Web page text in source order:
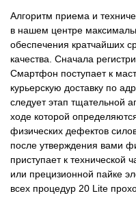
Алгоритм приема и
в нашем центре
обеспечения кратчайших
качества. Сначала
Смартфон поступает к
курьерскую доставку по
следует этап тщательной
ходе которой
физических дефектов
после утверждения вами
приступает к
или прецизионной пайке
всех процедур 20 Lite